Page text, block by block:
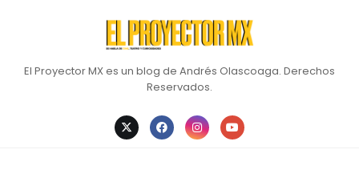
El Proyector MX es un blog de Andrés Olascoaga. Derechos
Reservados.